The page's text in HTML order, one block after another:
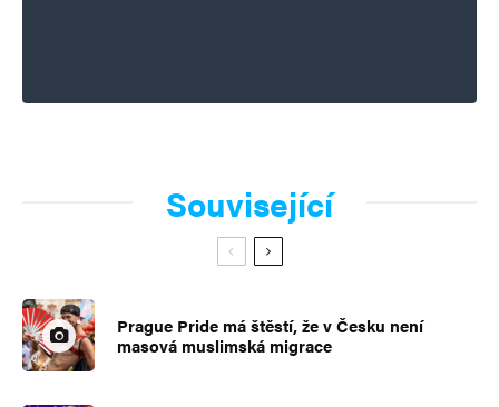
Související
Prague Pride má štěstí, že v Česku není
masová muslimská migrace